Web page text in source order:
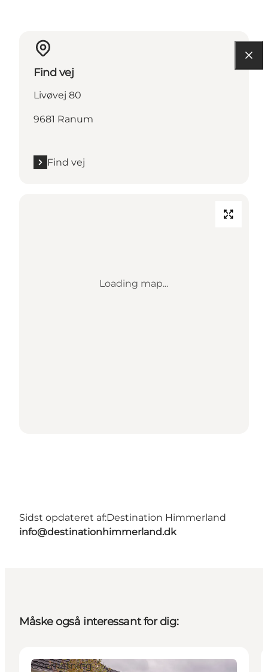
Find vej
Livøvej 80
9681 Ranum
Find vej
Loading map...
Sidst opdateret af:Destination Himmerland
info@destinationhimmerland.dk
Måske også interessant for dig:
Overnatning